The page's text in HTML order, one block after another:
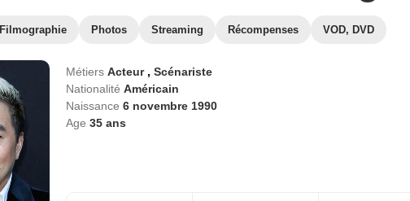
Filmographie Photos Streaming Récompenses VOD, DVD
Métiers Acteur , Scénariste
Nationalité Américain
Naissance 6 novembre 1990
Age 35ans